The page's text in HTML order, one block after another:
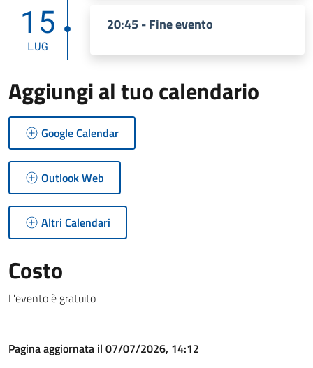
15
LUG
20:45 - Fine evento
Aggiungi al tuo calendario
Google Calendar
Outlook Web
Altri Calendari
Costo
L'evento è gratuito
Pagina aggiornata il 07/07/2026, 14:12